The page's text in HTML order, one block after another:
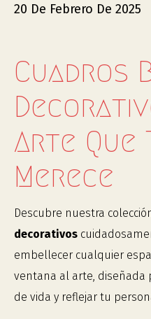
20 De Febrero De 2025
Cuadros
Arte Que
Merece
Descubre nuestra
decorativos
embellecer cualquier
ventana al arte, diseñada
de vida y reflejar tu